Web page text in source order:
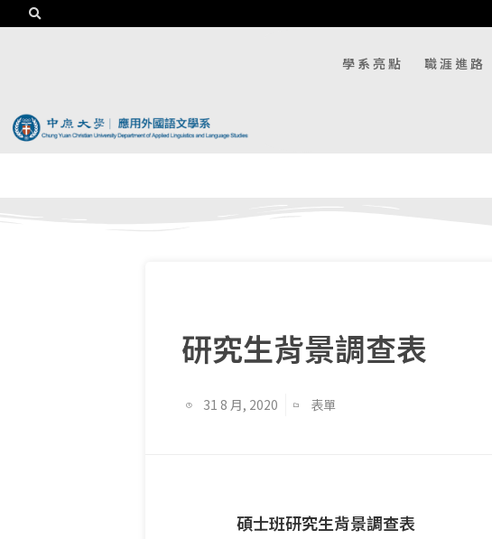
學系亮點 職涯進路
研究生背景調查表
31 8 月, 2020 表單
碩士班研究生背景調查表